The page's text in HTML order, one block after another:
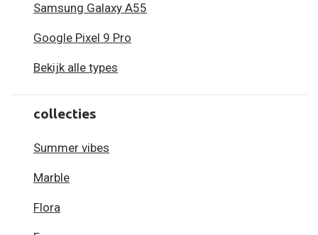
Samsung Galaxy A55
Google Pixel 9 Pro
Bekijk alle types
collecties
Summer vibes
Marble
Flora